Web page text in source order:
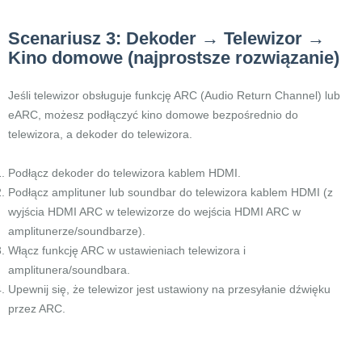
Scenariusz 3: Dekoder → Telewizor →
Kino domowe (najprostsze rozwiązanie)
Jeśli telewizor obsługuje funkcję ARC (Audio Return Channel) lub
eARC, możesz podłączyć kino domowe bezpośrednio do
telewizora, a dekoder do telewizora.
Podłącz dekoder do telewizora kablem HDMI.
Podłącz amplituner lub soundbar do telewizora kablem HDMI (z
wyjścia HDMI ARC w telewizorze do wejścia HDMI ARC w
amplitunerze/soundbarze).
Włącz funkcję ARC w ustawieniach telewizora i
amplitunera/soundbara.
Upewnij się, że telewizor jest ustawiony na przesyłanie dźwięku
przez ARC.